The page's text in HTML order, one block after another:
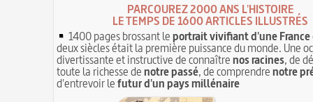
PARCOUREZ 2000 ANS L'HISTOIRE
LE TEMPS DE 1600 ARTICLES ILLUSTRÉS
1400 pages brossant leportrait vivifiant d'une France
deux siècles était la première puissance du monde. Une
divertissante et instructive de connaîtrenos racines, de
toute la richesse denotre passé, de comprendrenotre
d'entrevoir lefutur d'un pays millénaire